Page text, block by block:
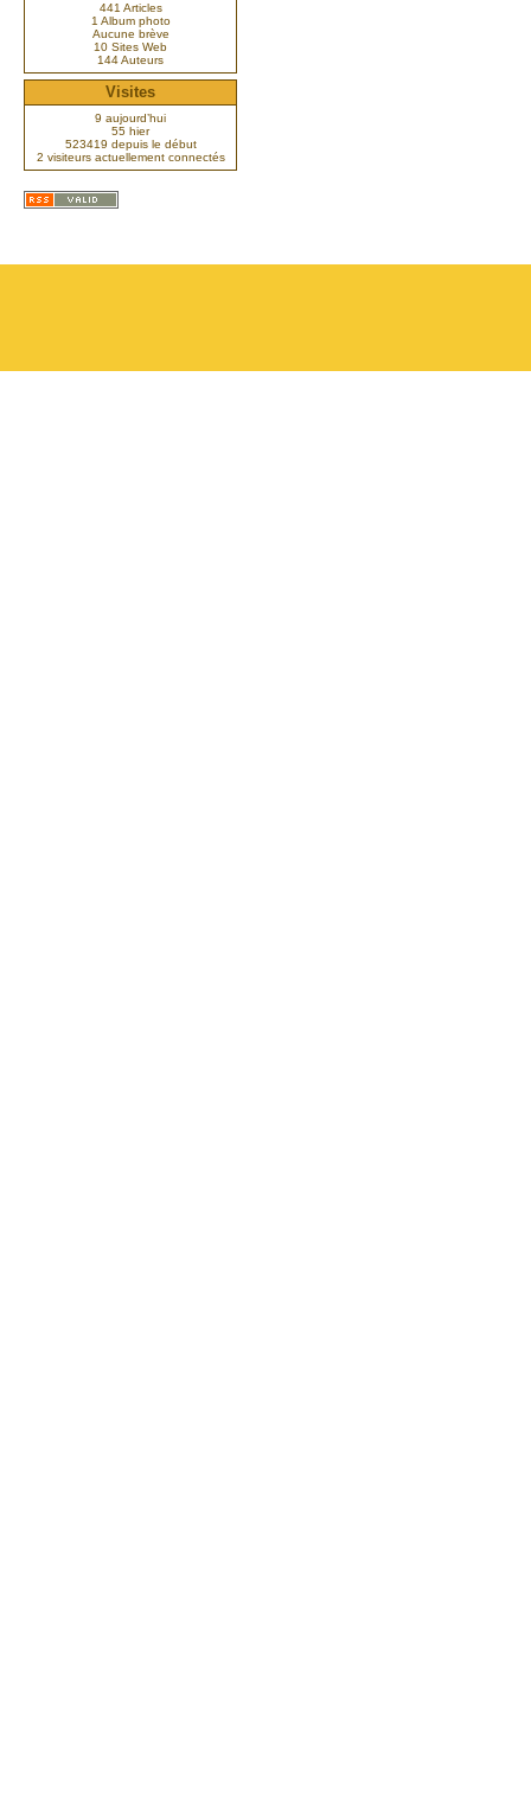
441 Articles
1 Album photo
Aucune brève
10 Sites Web
144 Auteurs
Visites
9 aujourd’hui
55 hier
523419 depuis le début
2 visiteurs actuellement connectés